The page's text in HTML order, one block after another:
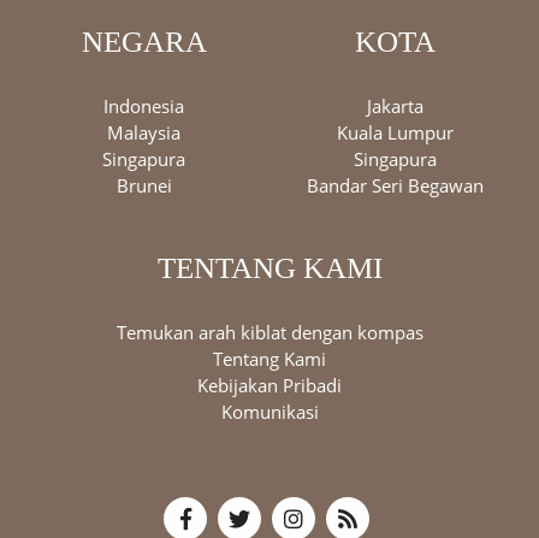
NEGARA
Indonesia
Malaysia
Singapura
Brunei
KOTA
Jakarta
Kuala Lumpur
Singapura
Bandar Seri Begawan
TENTANG KAMI
Temukan arah kiblat dengan kompas
Tentang Kami
Kebijakan Pribadi
Komunikasi